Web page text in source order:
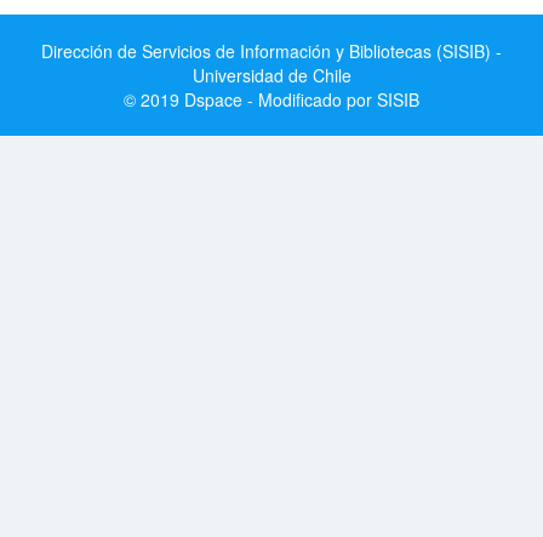
Dirección de Servicios de Información y Bibliotecas (SISIB) -
Universidad de Chile
© 2019 Dspace - Modificado por SISIB